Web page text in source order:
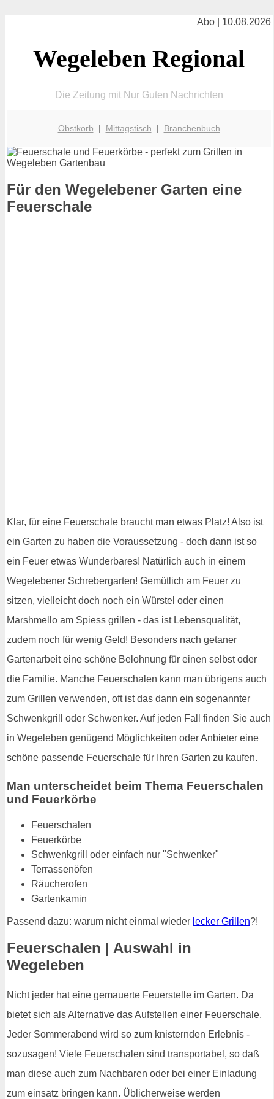
Abo | 10.08.2026
Wegeleben Regional
Die Zeitung mit Nur Guten Nachrichten
Obstkorb | Mittagstisch | Branchenbuch
Für den Wegelebener Garten eine
Feuerschale
Klar, für eine Feuerschale braucht man etwas Platz! Also ist
ein Garten zu haben die Voraussetzung - doch dann ist so
ein Feuer etwas Wunderbares! Natürlich auch in einem
Wegelebener Schrebergarten! Gemütlich am Feuer zu
sitzen, vielleicht doch noch ein Würstel oder einen
Marshmello am Spiess grillen - das ist Lebensqualität,
zudem noch für wenig Geld! Besonders nach getaner
Gartenarbeit eine schöne Belohnung für einen selbst oder
die Familie. Manche Feuerschalen kann man übrigens auch
zum Grillen verwenden, oft ist das dann ein sogenannter
Schwenkgrill oder Schwenker. Auf jeden Fall finden Sie auch
in Wegeleben genügend Möglichkeiten oder Anbieter eine
schöne passende Feuerschale für Ihren Garten zu kaufen.
Man unterscheidet beim Thema Feuerschalen
und Feuerkörbe
Feuerschalen
Feuerkörbe
Schwenkgrill oder einfach nur "Schwenker"
Terrassenöfen
Räucherofen
Gartenkamin
Passend dazu: warum nicht einmal wieder lecker Grillen?!
Feuerschalen | Auswahl in
Wegeleben
Nicht jeder hat eine gemauerte Feuerstelle im Garten. Da
bietet sich als Alternative das Aufstellen einer Feuerschale.
Jeder Sommerabend wird so zum knisternden Erlebnis -
sozusagen! Viele Feuerschalen sind transportabel, so daß
man diese auch zum Nachbaren oder bei einer Einladung
zum einsatz bringen kann. Üblicherweise werden